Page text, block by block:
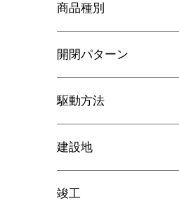
商品種別
開閉パターン
駆動方法
建設地
竣工